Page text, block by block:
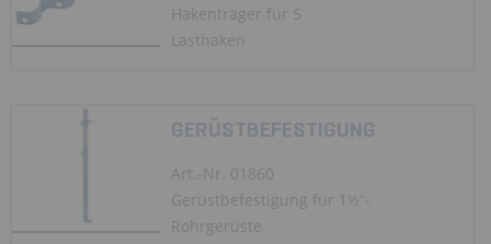
Hakenträger für 5
Lasthaken
GERÜSTBEFESTIGUNG
Art.-Nr. 01860
Gerüstbefestigung für 1½“-
Rohrgerüste